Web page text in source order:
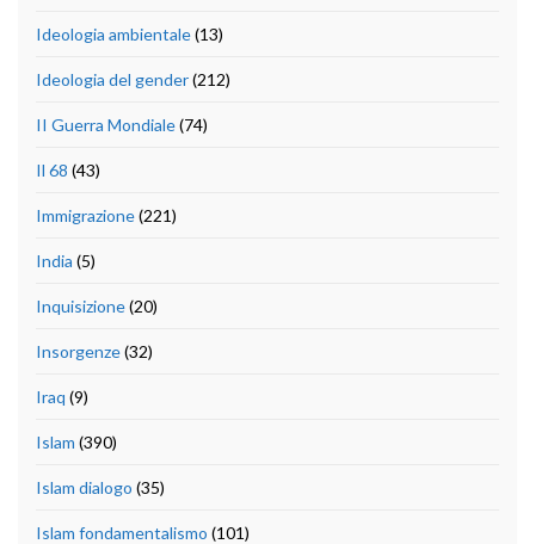
Ideologia ambientale(13)
Ideologia del gender(212)
II Guerra Mondiale(74)
Il 68 (43)
Immigrazione(221)
India (5)
Inquisizione(20)
Insorgenze(32)
Iraq (9)
Islam (390)
Islam dialogo (35)
Islam fondamentalismo (101)